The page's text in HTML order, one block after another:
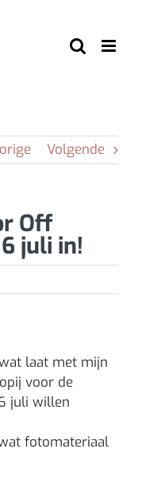
Volgende
Off
juli in!
laat met mijn
voor de
juli willen
fotomateriaal